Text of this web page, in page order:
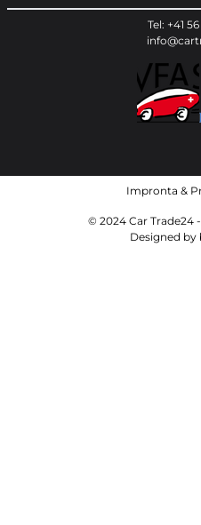
Tel: +41
Impronta &
© 2024 Car Trade24
Designed by